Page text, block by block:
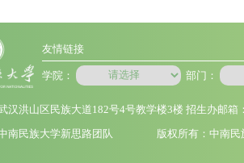
友情链接
学院： 部门：
汉洪山区民族大道182号4号教学楼3楼 招生办邮箱
南民族大学新思路团队
版权所有：中南